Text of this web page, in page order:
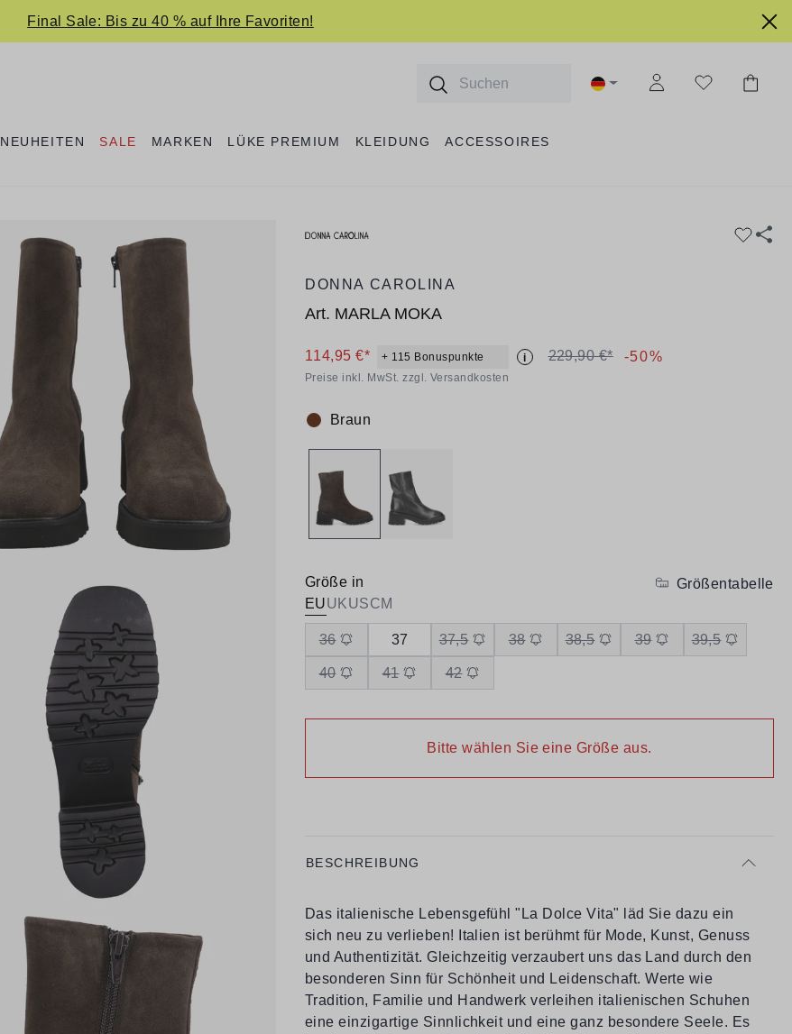
Final Sale: Bis zu 40 % auf Ihre Favoriten!
NEUHEITEN SALE MARKEN LÜKE PREMIUM KLEIDUNG ACCESSOIRES
DONNA CAROLINA
Art. MARLA MOKA
114,95 €* + 115 Bonuspunkte i 229,90 €* -50%
Preise inkl. MwSt. zzgl. Versandkosten
Farbe:
Braun
Größe in
EUUKUSCM
Größentabelle
36 37 37,5 38 38,5 39 39,5
40 41 42
Bitte wählen Sie eine Größe aus.
BESCHREIBUNG
Das italienische Lebensgefühl "La Dolce Vita" läd Sie dazu ein
sich neu zu verlieben! Italien ist berühmt für Mode, Kunst, Genuss
und Authentizität. Gleichzeitig verzaubert uns das Land durch den
besonderen Sinn für Schönheit und Leidenschaft. Werte wie
Tradition, Familie und Handwerk verleihen italienischen Schuhen
eine einzigartige Sinnlichkeit und eine ganz besondere Seele. Es